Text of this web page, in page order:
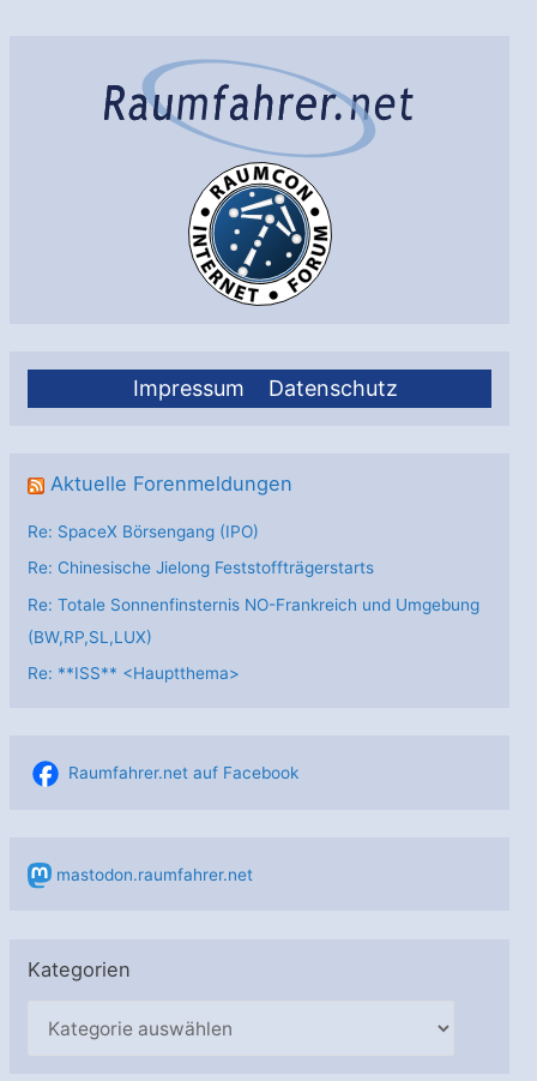
Impressum Datenschutz
Aktuelle Forenmeldungen
Re: SpaceX Börsengang (IPO)
Re: Chinesische Jielong Feststoffträgerstarts
Re: Totale Sonnenfinsternis NO-Frankreich und Umgebung
(BW,RP,SL,LUX)
Re: **ISS** <Hauptthema>
Raumfahrer.net auf Facebook
mastodon.raumfahrer.net
Kategorien